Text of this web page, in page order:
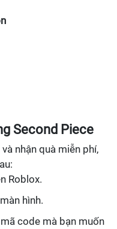
Second Piece
nhận quà miễn phí,
Roblox.
hình.
code mà bạn muốn